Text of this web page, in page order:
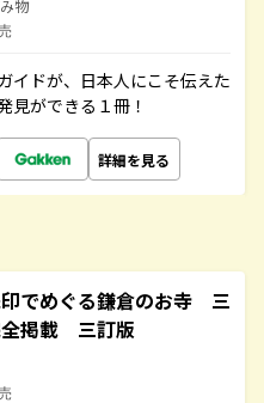
物
イドが、日本人にこそ伝えた
見ができる１冊！
詳細を見る
でめぐる鎌倉のお寺 三
全掲載 三訂版